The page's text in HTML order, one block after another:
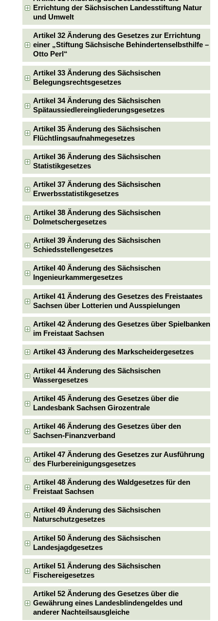
Errichtung der Sächsischen Landesstiftung Natur
und Umwelt
Artikel 32 Änderung des Gesetzes zur Errichtung
einer „Stiftung Sächsische Behindertenselbsthilfe –
Otto Perl“
Artikel 33 Änderung des Sächsischen
Belegungsrechtsgesetzes
Artikel 34 Änderung des Sächsischen
Spätaussiedlereingliederungsgesetzes
Artikel 35 Änderung des Sächsischen
Flüchtlingsaufnahmegesetzes
Artikel 36 Änderung des Sächsischen
Statistikgesetzes
Artikel 37 Änderung des Sächsischen
Erwerbsstatistikgesetzes
Artikel 38 Änderung des Sächsischen
Dolmetschergesetzes
Artikel 39 Änderung des Sächsischen
Schiedsstellengesetzes
Artikel 40 Änderung des Sächsischen
Ingenieurkammergesetzes
Artikel 41 Änderung des Gesetzes des Freistaates
Sachsen über Lotterien und Ausspielungen
Artikel 42 Änderung des Gesetzes über Spielbanken
im Freistaat Sachsen
Artikel 43 Änderung des Markscheidergesetzes
Artikel 44 Änderung des Sächsischen
Wassergesetzes
Artikel 45 Änderung des Gesetzes über die
Landesbank Sachsen Girozentrale
Artikel 46 Änderung des Gesetzes über den
Sachsen-Finanzverband
Artikel 47 Änderung des Gesetzes zur Ausführung
des Flurbereinigungsgesetzes
Artikel 48 Änderung des Waldgesetzes für den
Freistaat Sachsen
Artikel 49 Änderung des Sächsischen
Naturschutzgesetzes
Artikel 50 Änderung des Sächsischen
Landesjagdgesetzes
Artikel 51 Änderung des Sächsischen
Fischereigesetzes
Artikel 52 Änderung des Gesetzes über die
Gewährung eines Landesblindengeldes und
anderer Nachteilsausgleiche